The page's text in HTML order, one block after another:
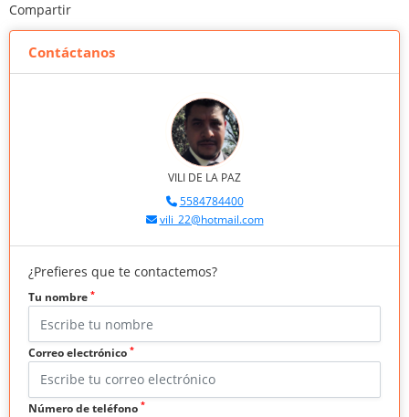
Compartir
Contáctanos
VILI DE LA PAZ
5584784400
vili_22@hotmail.com
¿Prefieres que te contactemos?
Tu nombre *
Correo electrónico *
Número de teléfono *